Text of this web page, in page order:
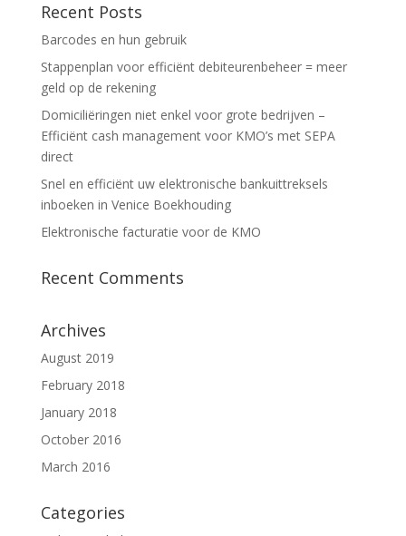
Recent Posts
Barcodes en hun gebruik
Stappenplan voor efficiënt debiteurenbeheer = meer
geld op de rekening
Domiciliëringen niet enkel voor grote bedrijven –
Efficiënt cash management voor KMO’s met SEPA
direct
Snel en efficiënt uw elektronische bankuittreksels
inboeken in Venice Boekhouding
Elektronische facturatie voor de KMO
Recent Comments
Archives
August 2019
February 2018
January 2018
October 2016
March 2016
Categories